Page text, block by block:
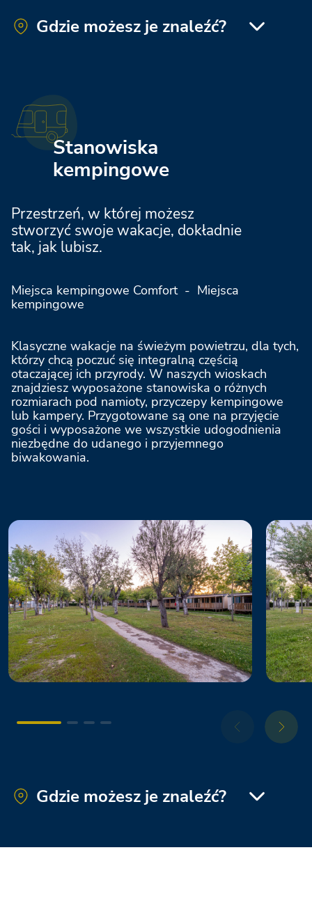
Gdzie możesz je znaleźć?
Romagna Family Resort
La Risacca Family Collection
Le Gorette Cecina Easy Camping Village
Rimini Family Resort
Stanowiska
kempingowe
Przestrzeń, w której możesz
stworzyć swoje wakacje, dokładnie
tak, jak lubisz.
Miejsca kempingowe Comfort - Miejsca
kempingowe
Klasyczne wakacje na świeżym powietrzu, dla tych,
którzy chcą poczuć się integralną częścią
otaczającej ich przyrody. W naszych wioskach
znajdziesz wyposażone stanowiska o różnych
rozmiarach pod namioty, przyczepy kempingowe
lub kampery. Przygotowane są one na przyjęcie
gości i wyposażone we wszystkie udogodnienia
niezbędne do udanego i przyjemnego
biwakowania.
Gdzie możesz je znaleźć?